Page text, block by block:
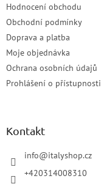
Hodnocení obchodu
Obchodní podmínky
Doprava a platba
Moje objednávka
Ochrana osobních údajů
Prohlášení o přístupnosti
Kontakt
info@italyshop.cz
+420314008310